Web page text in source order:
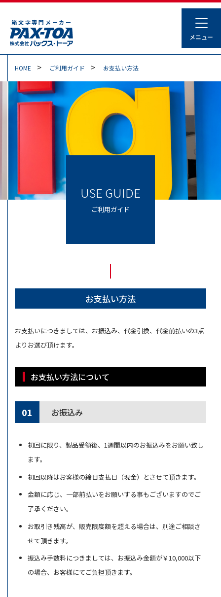
箱文字専門メーカー
HOME ご利用ガイド お支払い方法
USE GUIDE
ご利用ガイド
お支払い方法
お支払いにつきましては、お振込み、代金引換、代金前払いの3点
よりお選び頂けます。
お支払い方法について
01 お振込み
初回に限り、製品受領後、1週間以内のお振込みをお願い致し
ます。
初回以降はお客様の締日支払日（現金）とさせて頂きます。
金額に応じ、一部前払いをお願いする事もございますのでご
了承ください。
お取引き残高が、販売限度額を超える場合は、別途ご相談さ
せて頂きます。
振込み手数料につきましては、お振込み金額が￥10,000以下
の場合、お客様にてご負担頂きます。